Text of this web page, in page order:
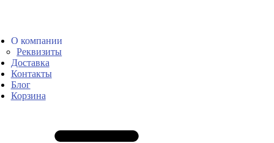
О компании
Реквизиты
Доставка
Контакты
Блог
Корзина